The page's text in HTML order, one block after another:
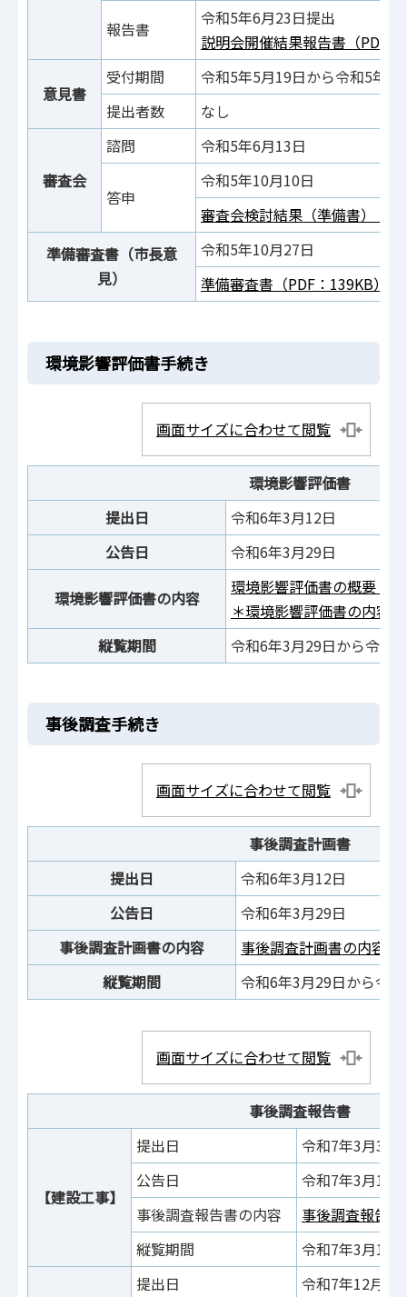
報告書
令和5年6月23日提出
説明会開催結果報告書（PDF
意見書
受付期間
令和5年5月19日から令和5年7
提出者数
なし
審査会
諮問 令和5年6月13日
答申
令和5年10月10日
審査会検討結果（準備書）（
準備審査書（市長意
見）
令和5年10月27日
準備審査書（PDF：139KB）
環境影響評価書手続き
画面サイズに合わせて閲覧
環境影響評価書
提出日
令和6年3月12日
公告日
令和6年3月29日
環境影響評価書の内容
環境影響評価書の概要（
＊環境影響評価書の内容
縦覧期間
令和6年3月29日から令和
事後調査手続き
画面サイズに合わせて閲覧
事後調査計画書
提出日
令和6年3月12日
公告日
令和6年3月29日
事後調査計画書の内容
事後調査計画書の内容は
縦覧期間
令和6年3月29日から令
画面サイズに合わせて閲覧
事後調査報告書
【建設工事】
提出日
令和7年3月3日
公告日
令和7年3月14日
事後調査報告書の内容
事後調査報告
縦覧期間
令和7年3月14
提出日
令和7年12月11